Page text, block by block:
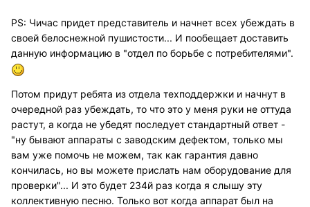
PS: Чичас придет представитель и начнет всех убеждать в
своей белоснежной пушистости... И пообещает доставить
данную информацию в "отдел по борьбе с потребителями".
Потом придут ребята из отдела техподдержки и начнут в
очередной раз убеждать, то что это у меня руки не оттуда
растут, а когда не убедят последует стандартный ответ -
"ну бывают аппараты с заводским дефектом, только мы
вам уже помочь не можем, так как гарантия давно
кончилась, но вы можете прислать нам оборудование для
проверки"... И это будет 234й раз когда я слышу эту
коллективную песню. Только вот когда аппарат был на